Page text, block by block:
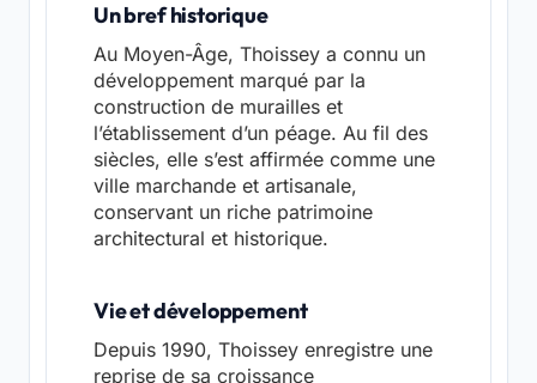
Un bref historique
Au Moyen-Âge, Thoissey a connu un
développement marqué par la
construction de murailles et
l’établissement d’un péage. Au fil des
siècles, elle s’est affirmée comme une
ville marchande et artisanale,
conservant un riche patrimoine
architectural et historique.
Vie et développement
Depuis 1990, Thoissey enregistre une
reprise de sa croissance